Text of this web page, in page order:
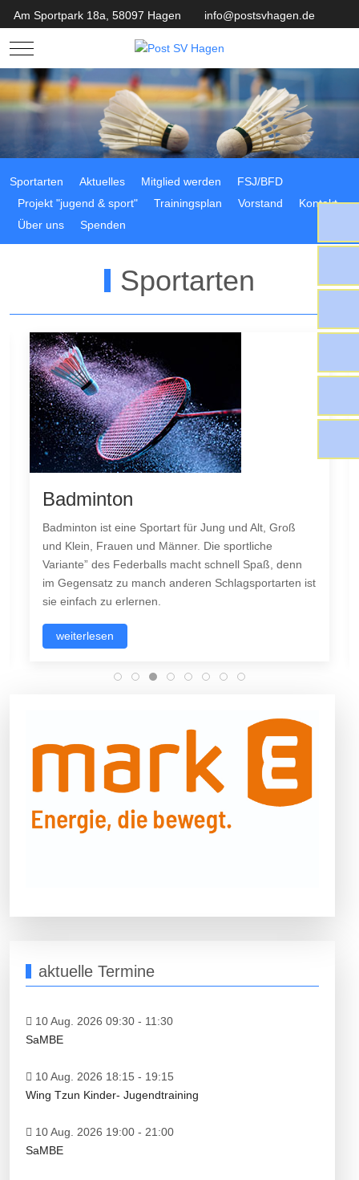
Am Sportpark 18a, 58097 Hagen info@postsvhagen.de
Mobile Menu Toggle
Sportarten Aktuelles Mitglied werden
FSJ/BFD
Projekt "jugend & sport"
Trainingsplan Vorstand
Kontakt
Über uns
Spenden
Sportarten
Tanzen
Niemanden kümmert es, ob du gut tanzen kannst.
Steh einfach auf und tanze. Großartige Tänzer sind
nicht wegen ihrer Technik großartig, sondern wegen
ihrer Leidenschaft. Tanz ist die verborgene Sprache
der Seele...
weiterlesen
aktuelle Termine
10 Aug. 2026 09:30 - 11:30
SaMBE
10 Aug. 2026 18:15 - 19:15
Wing Tzun Kinder- Jugendtraining
10 Aug. 2026 19:00 - 21:00
SaMBE